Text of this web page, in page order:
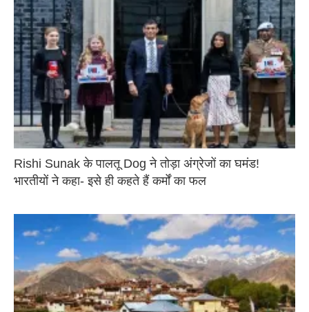
Rishi Sunak के पालतू Dog ने तोड़ा अंग्रेजों का घमंड!
भारतीयों ने कहा- इसे ही कहते हैं कर्मों का फल